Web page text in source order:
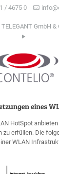
/ 4675 0
TELEGANT GmbH &
eines
HotSpot
zu erfüllen. Die
WLAN